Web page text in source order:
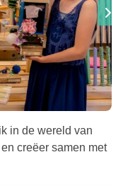
in de wereld van
creëer samen met